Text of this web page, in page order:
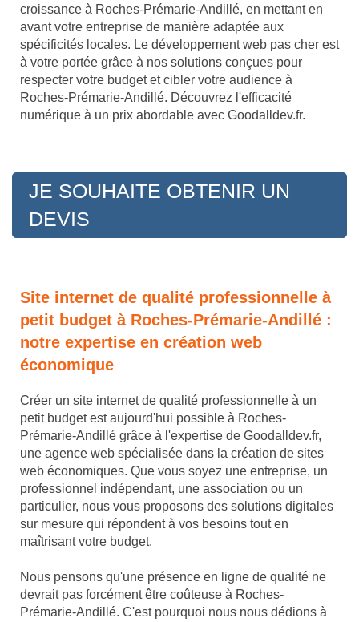
croissance à Roches-Prémarie-Andillé, en mettant en
avant votre entreprise de manière adaptée aux
spécificités locales. Le développement web pas cher est
à votre portée grâce à nos solutions conçues pour
respecter votre budget et cibler votre audience à
Roches-Prémarie-Andillé. Découvrez l'efficacité
numérique à un prix abordable avec Goodalldev.fr.
JE SOUHAITE OBTENIR UN
DEVIS
Site internet de qualité professionnelle à
petit budget à Roches-Prémarie-Andillé :
notre expertise en création web
économique
Créer un site internet de qualité professionnelle à un
petit budget est aujourd'hui possible à Roches-
Prémarie-Andillé grâce à l'expertise de Goodalldev.fr,
une agence web spécialisée dans la création de sites
web économiques. Que vous soyez une entreprise, un
professionnel indépendant, une association ou un
particulier, nous vous proposons des solutions digitales
sur mesure qui répondent à vos besoins tout en
maîtrisant votre budget.
Nous pensons qu'une présence en ligne de qualité ne
devrait pas forcément être coûteuse à Roches-
Prémarie-Andillé. C'est pourquoi nous nous dédions à